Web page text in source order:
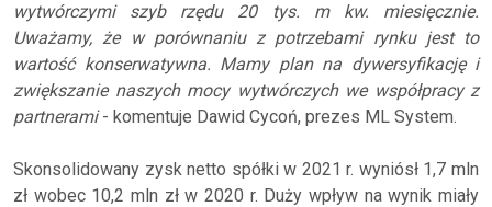
wytwórczymi szyb rzędu 20 tys. m kw. miesięcznie.
Uważamy, że w porównaniu z potrzebami rynku jest to
wartość konserwatywna. Mamy plan na dywersyfikację i
zwiększanie naszych mocy wytwórczych we współpracy z
partnerami- komentuje Dawid Cycoń, prezes ML System.
Skonsolidowany zysk netto spółki w 2021 r. wyniósł 1,7 mln
zł wobec 10,2 mln zł w 2020 r. Duży wpływ na wynik miały